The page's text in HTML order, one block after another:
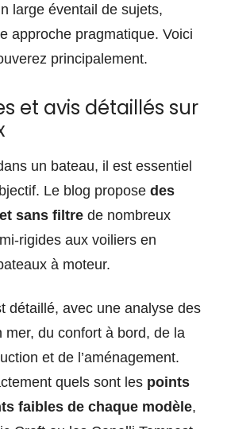
large éventail de sujets,
approche pragmatique. Voici
principalement.
et avis détaillés sur
un bateau, il est essentiel
Le blog propose des
sans filtre de nombreux
rigides aux voiliers en
à moteur.
détaillé, avec une analyse des
mer, du confort à bord, de la
et de l’aménagement.
quels sont les points
faibles de chaque modèle,